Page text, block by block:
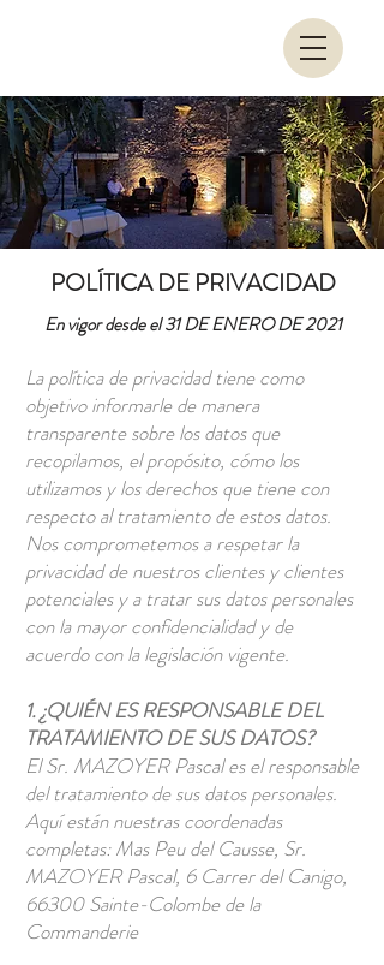
POLÍTICA DE PRIVACIDAD
En vigor desde el 31 DE ENERO DE 2021
La política de privacidad tiene como
objetivo informarle de manera
transparente sobre los datos que
recopilamos, el propósito, cómo los
utilizamos y los derechos que tiene con
respecto al tratamiento de estos datos.
Nos comprometemos a respetar la
privacidad de nuestros clientes y clientes
potenciales y a tratar sus datos personales
con la mayor confidencialidad y de
acuerdo con la legislación vigente.
1. ¿QUIÉN ES RESPONSABLE DEL
TRATAMIENTO DE SUS DATOS?
El Sr. MAZOYER Pascal es el responsable
del tratamiento de sus datos personales.
Aquí están nuestras coordenadas
completas: Mas Peu del Causse, Sr.
MAZOYER Pascal, 6 Carrer del Canigo,
66300 Sainte-Colombe de la
Commanderie